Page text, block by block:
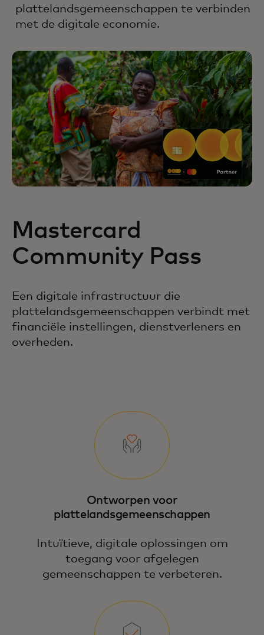
plattelandsgemeenschappen te verbinden
met de digitale economie.
Mastercard
Community Pass
Een digitale infrastructuur die
plattelandsgemeenschappen verbindt met
financiële instellingen, dienstverleners en
overheden.
Ontworpen voor
plattelandsgemeenschappen
Intuïtieve, digitale oplossingen om
toegang voor afgelegen
gemeenschappen te verbeteren.